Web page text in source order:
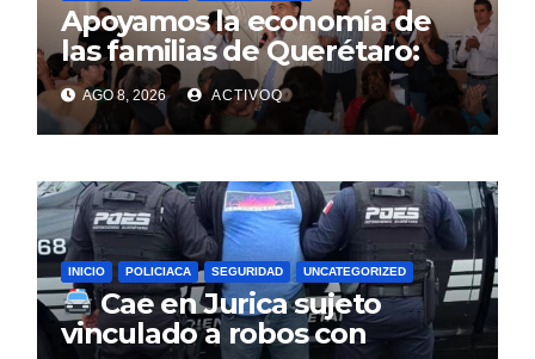
Apoyamos la economía de
las familias de Querétaro:
Luis Nava
AGO 8, 2026 ACTIVOQ
INICIO POLICIACA SEGURIDAD UNCATEGORIZED
Cae en Jurica sujeto
vinculado a robos con